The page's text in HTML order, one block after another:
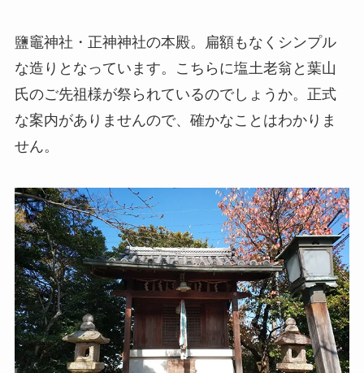
鹽竈神社・正神神社の本殿。扁額もなくシンプル
な造りとなっています。こちらに塩土老翁と葉山
氏のご先祖様が祭られているのでしょうか。正式
な案内がありませんので、確かなことはわかりま
せん。